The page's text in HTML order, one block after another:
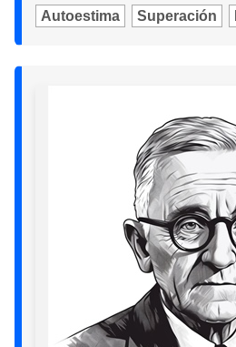
Autoestima Superación